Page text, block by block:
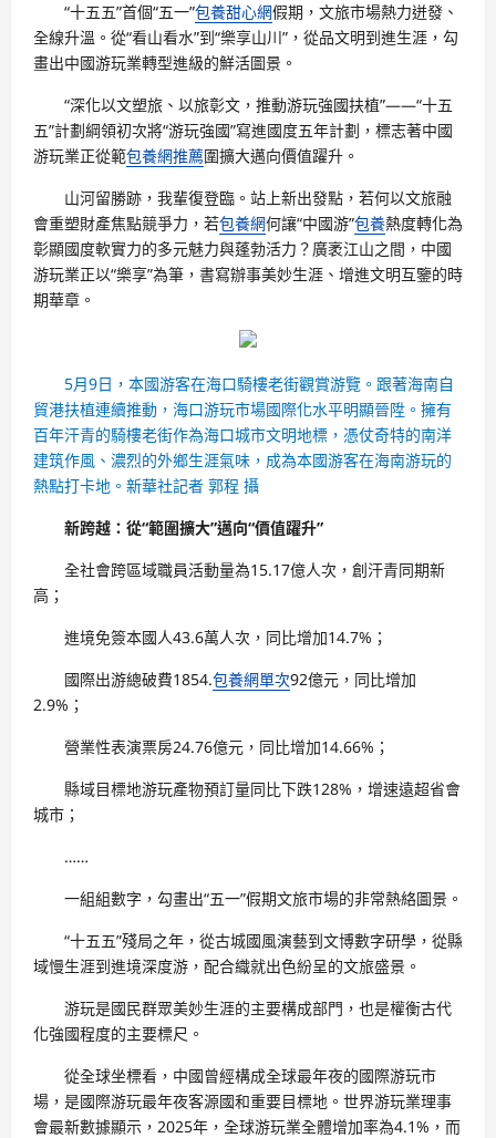
“十五五”首個“五一”包養甜心網假期，文旅市場熱力迸發、
全線升溫。從“看山看水”到“樂享山川”，從品文明到進生涯，勾
畫出中國游玩業轉型進級的鮮活圖景。
“深化以文塑旅、以旅彰文，推動游玩強國扶植”——“十五
五”計劃綱領初次將“游玩強國”寫進國度五年計劃，標志著中國
游玩業正從範包養網推薦圍擴大邁向價值躍升。
山河留勝跡，我輩復登臨。站上新出發點，若何以文旅融
會重塑財產焦點競爭力，若包養網何讓“中國游”包養熱度轉化為
彰顯國度軟實力的多元魅力與蓬勃活力？廣袤江山之間，中國
游玩業正以“樂享”為筆，書寫辦事美妙生涯、增進文明互鑒的時
期華章。
5月9日，本國游客在海口騎樓老街觀賞游覽。跟著海南自
貿港扶植連續推動，海口游玩市場國際化水平明顯晉陞。擁有
百年汗青的騎樓老街作為海口城市文明地標，憑仗奇特的南洋
建筑作風、濃烈的外鄉生涯氣味，成為本國游客在海南游玩的
熱點打卡地。新華社記者 郭程 攝
新跨越：從“範圍擴大”邁向“價值躍升”
全社會跨區域職員活動量為15.17億人次，創汗青同期新
高；
進境免簽本國人43.6萬人次，同比增加14.7%；
國際出游總破費1854.包養網單次92億元，同比增加
2.9%；
營業性表演票房24.76億元，同比增加14.66%；
縣域目標地游玩產物預訂量同比下跌128%，增速遠超省會
城市；
……
一組組數字，勾畫出“五一”假期文旅市場的非常熱絡圖景。
“十五五”殘局之年，從古城國風演藝到文博數字研學，從縣
域慢生涯到進境深度游，配合織就出色紛呈的文旅盛景。
游玩是國民群眾美妙生涯的主要構成部門，也是權衡古代
化強國程度的主要標尺。
從全球坐標看，中國曾經構成全球最年夜的國際游玩市
場，是國際游玩最年夜客源國和重要目標地。世界游玩業理事
會最新數據顯示，2025年，全球游玩業全體增加率為4.1%，而